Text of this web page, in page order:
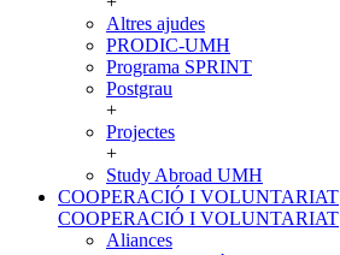
Altres ajudes
PRODIC-UMH
Programa SPRINT
Postgrau
+
Projectes
+
Study Abroad UMH
COOPERACIÓ I VOLUNTARIAT
COOPERACIÓ I VOLUNTARIAT
Aliances